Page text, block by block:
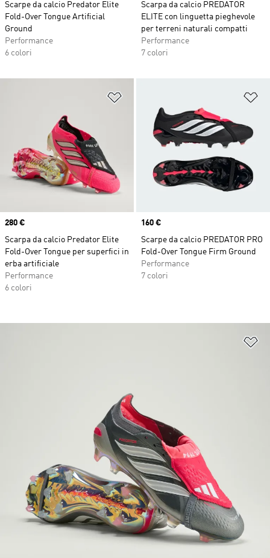
Scarpe da calcio Predator Elite
Fold-Over Tongue Artificial
Ground
Performance
6 colori
Scarpa da calcio PREDATOR
ELITE con linguetta pieghevole
per terreni naturali compatti
Performance
7 colori
Aggiungi alla lista dei desideri
Price
280 €
Scarpa da calcio Predator Elite
Fold-Over Tongue per superfici in
erba artificiale
Performance
6 colori
Price
160 €
Scarpe da calcio PREDATOR PRO
Fold-Over Tongue Firm Ground
Performance
7 colori